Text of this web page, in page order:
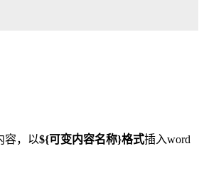
容，以${可变内容名称}格式插入word